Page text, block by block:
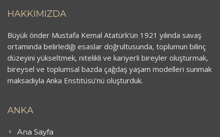
HAKKIMIZDA
Büyük önder Mustafa Kemal Atatürk’ün 1921 yılında savaş
ortamında belirlediği esaslar doğrultusunda, toplumun bilinç
düzeyini yükseltmek, nitelikli ve kariyerli bireyler oluşturmak,
bireysel ve toplumsal bazda çağdaş yaşam modelleri sunmak
maksadıyla Anka Enstitüsü’nü oluşturduk.
ANKA
Ana Sayfa